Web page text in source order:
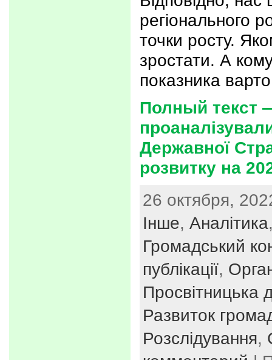
регіонального
точки росту.
зростати. А
показника варто
Полный текст
Державної
розвитку на
26 октября,
Інше, Аналітика
Громадський
публікації,
Просвітницька
Развиток
Розслідування,